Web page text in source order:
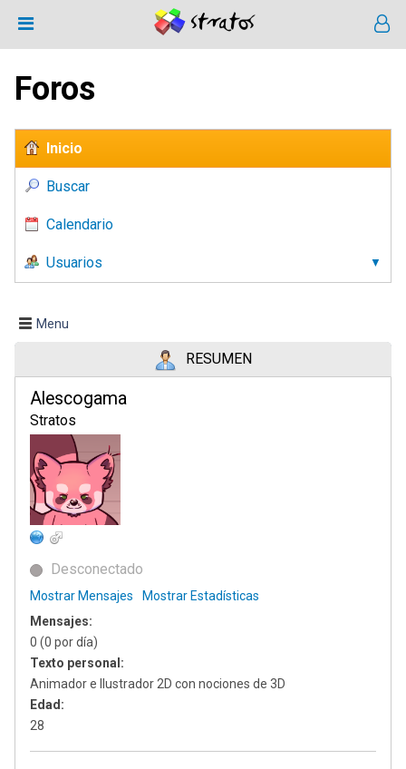
Foros
Inicio
Buscar
Calendario
Usuarios
Menu
RESUMEN
Alescogama
Stratos
Desconectado
Mostrar Mensajes
Mostrar Estadísticas
Mensajes:
0 (0 por día)
Texto personal:
Animador e Ilustrador 2D con nociones de 3D
Edad:
28